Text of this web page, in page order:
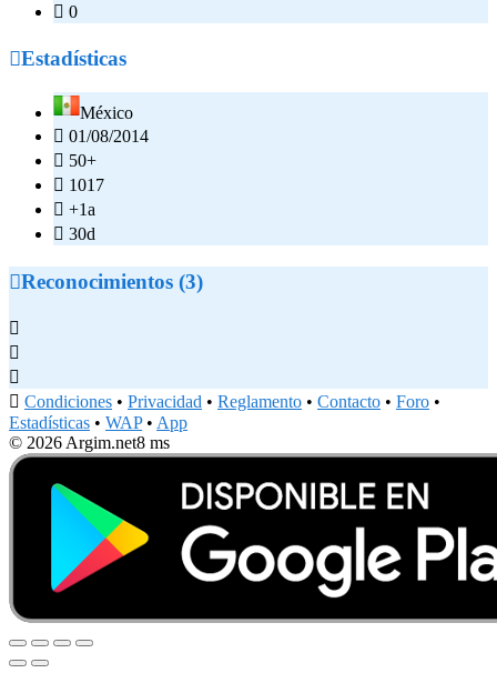
 0
Estadísticas
México
 01/08/2014
 50+
 1017
 +1a
 30d
Reconocimientos (3)



 Condiciones • Privacidad • Reglamento • Contacto • Foro •
Estadísticas • WAP• App
© 2026 Argim.net8 ms